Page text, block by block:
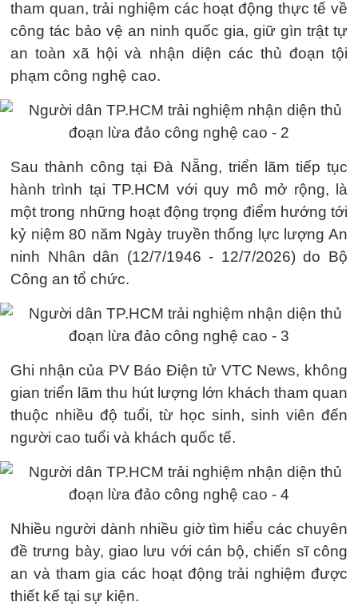
tham quan, trải nghiệm các hoạt động thực tế về
công tác bảo vệ an ninh quốc gia, giữ gìn trật tự
an toàn xã hội và nhận diện các thủ đoạn tội
phạm công nghệ cao.
Sau thành công tại Đà Nẵng, triển lãm tiếp tục
hành trình tại TP.HCM với quy mô mở rộng, là
một trong những hoạt động trọng điểm hướng tới
kỷ niệm 80 năm Ngày truyền thống lực lượng An
ninh Nhân dân (12/7/1946 - 12/7/2026) do Bộ
Công an tổ chức.
Ghi nhận của PV Báo Điện tử VTC News, không
gian triển lãm thu hút lượng lớn khách tham quan
thuộc nhiều độ tuổi, từ học sinh, sinh viên đến
người cao tuổi và khách quốc tế.
Nhiều người dành nhiều giờ tìm hiểu các chuyên
đề trưng bày, giao lưu với cán bộ, chiến sĩ công
an và tham gia các hoạt động trải nghiệm được
thiết kế tại sự kiện.